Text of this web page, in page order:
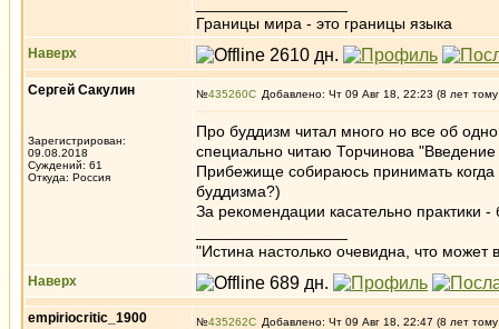
Границы мира - это границы языка
Наверх
Сергей Сакулин
Зарегистрирован:
09.08.2018
Суждений: 61
Откуда: Россия
№435260 Добавлено: Чт 09 Авг 18, 22:23 (8 лет
Про буддизм читал много но все об
специально читаю Торчинова
Прибежище собираюсь принимать
буддизма?)
За рекомендации касательно практики
"Истина настолько очевидна, что может
Наверх
empiriocritic_1900 №435262 Добавлено: Чт 09 Авг 18, 22:47 (8 лет